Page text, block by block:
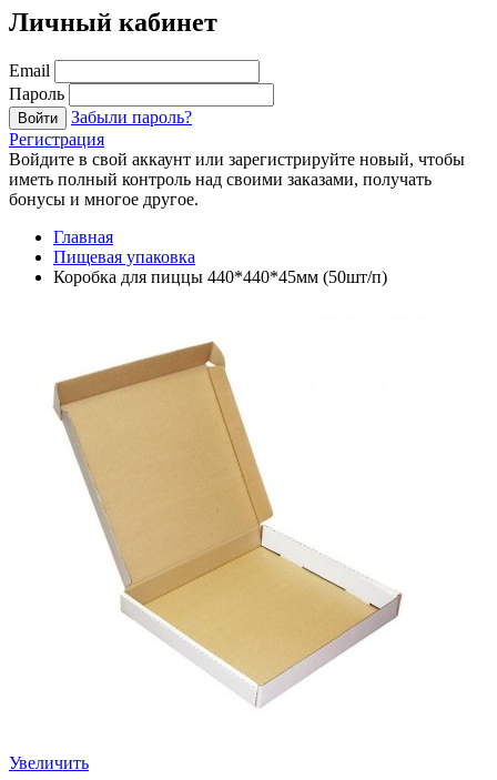
Личный кабинет
Email
Пароль
Войти
Забыли пароль?
Регистрация
Войдите в свой аккаунт или зарегистрируйте новый, чтобы
иметь полный контроль над своими заказами, получать
бонусы и многое другое.
Главная
Пищевая упаковка
Коробка для пиццы 440*440*45мм (50шт/п)
Увеличить